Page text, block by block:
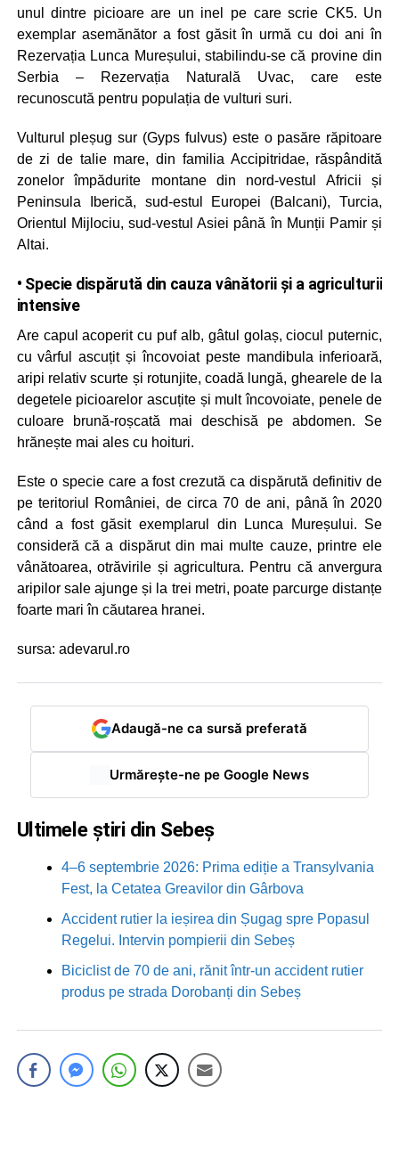
unul dintre picioare are un inel pe care scrie CK5. Un
exemplar asemănător a fost găsit în urmă cu doi ani în
Rezervația Lunca Mureșului, stabilindu-se că provine din
Serbia – Rezervația Naturală Uvac, care este
recunoscută pentru populația de vulturi suri.
Vulturul pleșug sur (Gyps fulvus) este o pasăre răpitoare
de zi de talie mare, din familia Accipitridae, răspândită
zonelor împădurite montane din nord-vestul Africii și
Peninsula Iberică, sud-estul Europei (Balcani), Turcia,
Orientul Mijlociu, sud-vestul Asiei până în Munții Pamir și
Altai.
• Specie dispărută din cauza vânătorii și a agriculturii
intensive
Are capul acoperit cu puf alb, gâtul golaș, ciocul puternic,
cu vârful ascuțit și încovoiat peste mandibula inferioară,
aripi relativ scurte și rotunjite, coadă lungă, ghearele de la
degetele picioarelor ascuțite și mult încovoiate, penele de
culoare brună-roșcată mai deschisă pe abdomen. Se
hrănește mai ales cu hoituri.
Este o specie care a fost crezută ca dispărută definitiv de
pe teritoriul României, de circa 70 de ani, până în 2020
când a fost găsit exemplarul din Lunca Mureșului. Se
consideră că a dispărut din mai multe cauze, printre ele
vânătoarea, otrăvirile și agricultura. Pentru că anvergura
aripilor sale ajunge și la trei metri, poate parcurge distanțe
foarte mari în căutarea hranei.
sursa: adevarul.ro
Adaugă-ne ca sursă preferată
Urmărește-ne pe Google News
Ultimele știri din Sebeș
4–6 septembrie 2026: Prima ediție a Transylvania
Fest, la Cetatea Greavilor din Gârbova
Accident rutier la ieșirea din Șugag spre Popasul
Regelui. Intervin pompierii din Sebeș
Biciclist de 70 de ani, rănit într-un accident rutier
produs pe strada Dorobanți din Sebeș